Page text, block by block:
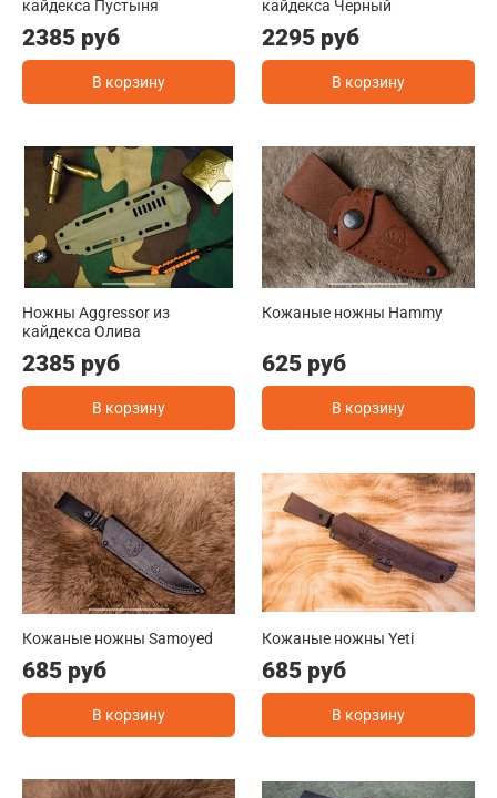
кайдекса Пустыня
2385 руб
В корзину
кайдекса Черный
2295 руб
В корзину
Ножны Aggressor из
кайдекса Олива
2385 руб
В корзину
Кожаные ножны Hammy
625 руб
В корзину
Кожаные ножны Samoyed
685 руб
В корзину
Кожаные ножны Yeti
685 руб
В корзину